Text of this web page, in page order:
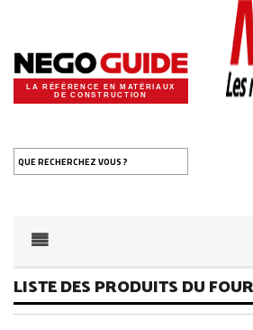
LA RÉFÉRENCE EN MATÉRIAUX
DE CONSTRUCTION
QUE RECHERCHEZ VOUS ?
LISTE DES PRODUITS DU